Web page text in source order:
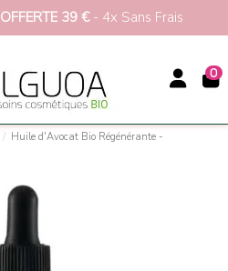
OFFERTE 39 €- 4x Sans Frais
0
Huile d'Avocat Bio Régénérante -